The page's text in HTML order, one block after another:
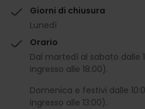
Giorni di chiusura
Lunedì
Orario
Dal martedì al sabato dalle
ingresso alle 18:00).
Domenica e festivi dalle
ingresso alle 13:00).